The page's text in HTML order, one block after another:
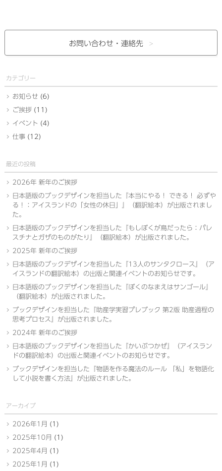
お問い合わせ・ 連絡先
カテゴリー
お知らせ (6)
ご挨拶(11)
イベント (4)
仕事(12)
最近の投稿
2026年 新年のご挨拶
日本語版のブックデザインを担当した『本当にやる！ できる！ 必ずや
る！：アイスランドの「女性の休日」』（翻訳絵本）が出版されまし
た。
日本語版のブックデザインを担当した『もしぼくが鳥だったら：パレ
スチナとガザのものがたり』（翻訳絵本）が出版されました。
2025年 新年のご挨拶
日本語版のブックデザインを担当した『13人のサンタクロース』（ア
イスランドの翻訳絵本）の出版と関連イベントのお知らせです。
日本語版のブックデザインを担当した『ぼくのなまえはサンゴール』
（翻訳絵本）が出版されました。
ブックデザインを担当した『助産学実習プレブック 第2版 助産過程の
思考プロセス』が出版されました。
2024年 新年のご挨拶
日本語版のブックデザインを担当した『かいぶつかぜ』（アイスラン
ドの翻訳絵本）の出版と関連イベントのお知らせです。
ブックデザインを担当した『物語を作る魔法のルール 「私」を物語化
して小説を書く方法』が出版されました。
アーカイブ
2026年1月 (1)
2025年10月 (1)
2025年4月 (1)
2025年1月 (1)